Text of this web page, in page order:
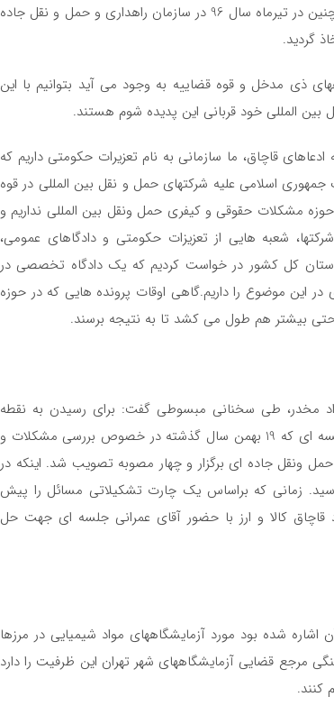
شرکتها اعلام کردیم که این بخشنامه شامل 12 بخش بود. همچنین در تیرماه سال 96 در سازمان راهداری و حمل و نقل جاده
گردید.
ذی مدخل و قوه قضاییه به وجود می آید بتوانیم با این
بین المللی خود قربانی این پدیده شوم هستند.
قاچاق، ما سازمانی به نام تعزیرات حکومتی داریم که
جمهوری اسلامی علیه شرکتهای حمل و نقل بین المللی در قوه
مشکلات حقوقی و کیفری حمل ونقل بین المللی نداریم و
شعبه هایی از تعزیزات حکومتی و دادگاهای عمومی،
کل کشور در خواست کردیم که یک دادگاه تخصصی در
این موضوع را داریم.گاهی اوقات پرونده هایی که در حوزه
مخدر، طی سخنانی مبسوطی گفت: برای رسیدن به نقطه
نظرات مشترک باید مصوبات جلسات قبلی پیگیری شود. جلسه ای که 19 بهمن سال گذشته در خصوص بررسی مشکلات و
ونقل جاده ای برگزار و چهار مصوبه تصویب شد. اینکه در
زمانی که براساس یک چارت تشکیلاتی مسائل را پیش
قاچاق کالا و ارز با حضور آقای عمرانی جلسه ای جهت حل
شده بود مورد آزمایشگاههای مواد شیمیایی در مرزها
مرجع قضایی آزمایشگاههای شهر تهران این ظرفیت را دارد